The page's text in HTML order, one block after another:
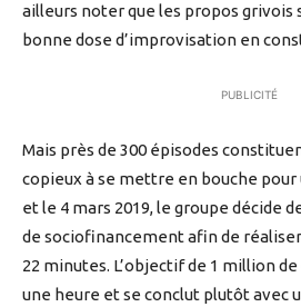
ailleurs noter que les propos grivois
bonne dose d’improvisation en
PUBLICITÉ
Mais près de 300 épisodes
copieux à se mettre en bouche
et le 4 mars 2019, le groupe décide
de sociofinancement afin de
22 minutes. L’objectif de 1 million
une heure et se conclut plutôt avec